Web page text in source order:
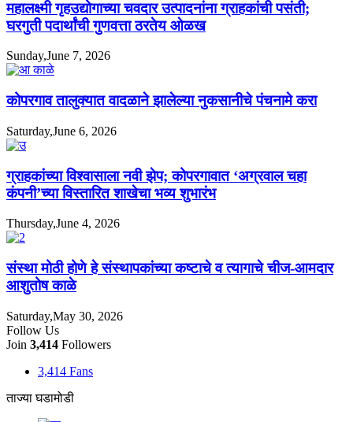
महालक्ष्मी गृहउद्योगाच्या चवदार उत्पादनांना ग्राहकांची पसंती;
घरगुती पदार्थांची गुणवत्ता ठरतेय ओळख
Sunday,June 7, 2026
कोपरगाव तालुक्यात वादळाने झालेल्या नुकसानीचे पंचनामे करा
Saturday,June 6, 2026
ग्राहकांच्या विश्वासाला नवी झेप; कोपरगावात ‘अग्रवाल चहा
कंपनी’च्या विस्तारित शाखेचा भव्य शुभारंभ
Thursday,June 4, 2026
संस्था मोठी होणे हे संस्थापकांच्या कष्टाचे व त्यागाचे चीज-आमदार
आशुतोष काळे
Saturday,May 30, 2026
Follow Us
Join 3,414 Followers
3,414 Fans
ताज्या घडामोडी